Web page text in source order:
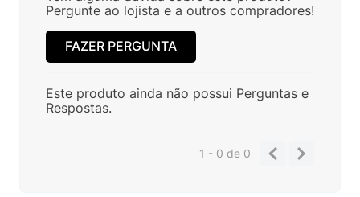
Pergunte ao lojista e a outros compradores!
FAZER PERGUNTA
Este produto ainda não possui Perguntas e
Respostas.
1 - 0de 0